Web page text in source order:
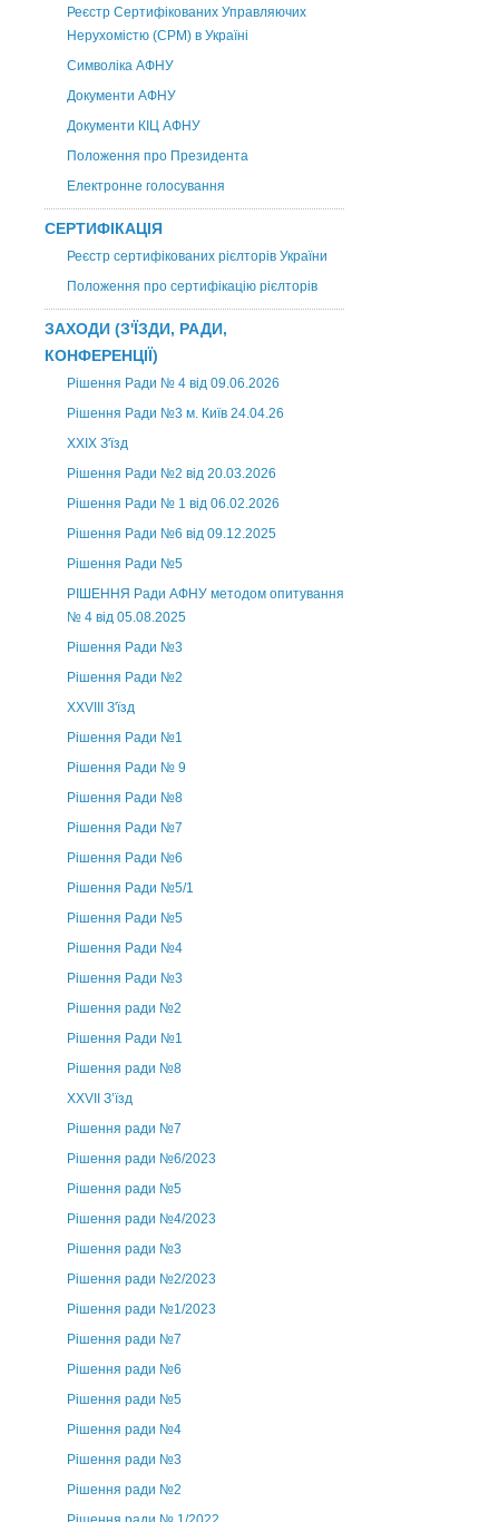
Реєстр Сертифікованих Управляючих
Нерухомістю (CPM) в Україні
Символіка АФНУ
Документи АФНУ
Документи КІЦ АФНУ
Положення про Президента
Електронне голосування
СЕРТИФІКАЦІЯ
Реєстр сертифікованих рієлторів України
Положення про сертифікацію рієлторів
ЗАХОДИ (З'ЇЗДИ, РАДИ,
КОНФЕРЕНЦІЇ)
Рішення Ради № 4 від 09.06.2026
Рішення Ради №3 м. Київ 24.04.26
XXІХ З'їзд
Рішення Ради №2 від 20.03.2026
Рішення Ради № 1 від 06.02.2026
Рішення Ради №6 від 09.12.2025
Рішення Ради №5
РІШЕННЯ Ради АФНУ методом опитування
№ 4 від 05.08.2025
Рішення Ради №3
Рішення Ради №2
XXVIII З'їзд
Рішення Ради №1
Рішення Ради № 9
Рішення Ради №8
Рішення Ради №7
Рішення Ради №6
Рішення Ради №5/1
Рішення Ради №5
Рішення Ради №4
Рішення Ради №3
Рішення ради №2
Рішення Ради №1
Рішення ради №8
ХХVII З’їзд
Рішення ради №7
Рішення ради №6/2023
Рішення ради №5
Рішення ради №4/2023
Рішення ради №3
Рішення ради №2/2023
Рішення ради №1/2023
Рішення ради №7
Рішення ради №6
Рішення ради №5
Рішення ради №4
Рішення ради №3
Рішення ради №2